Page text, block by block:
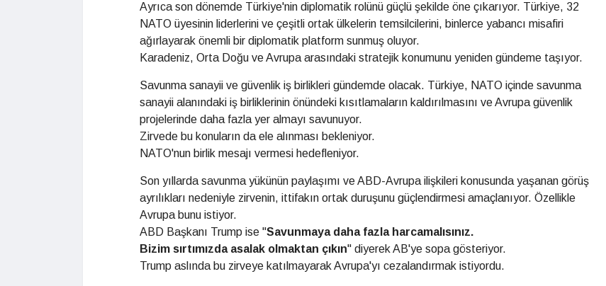
Ayrıca son dönemde Türkiye'nin diplomatik rolünü güçlü şekilde öne çıkarıyor. Türkiye, 32
NATO üyesinin liderlerini ve çeşitli ortak ülkelerin temsilcilerini, binlerce yabancı misafiri
ağırlayarak önemli bir diplomatik platform sunmuş oluyor.
Karadeniz, Orta Doğu ve Avrupa arasındaki stratejik konumunu yeniden gündeme taşıyor.
Savunma sanayii ve güvenlik iş birlikleri gündemde olacak. Türkiye, NATO içinde savunma
sanayii alanındaki iş birliklerinin önündeki kısıtlamaların kaldırılmasını ve Avrupa güvenlik
projelerinde daha fazla yer almayı savunuyor.
Zirvede bu konuların da ele alınması bekleniyor.
NATO'nun birlik mesajı vermesi hedefleniyor.
Son yıllarda savunma yükünün paylaşımı ve ABD-Avrupa ilişkileri konusunda yaşanan görüş
ayrılıkları nedeniyle zirvenin, ittifakın ortak duruşunu güçlendirmesi amaçlanıyor. Özellikle
Avrupa bunu istiyor.
ABD Başkanı Trump ise "Savunmaya daha fazla harcamalısınız.
Bizim sırtımızda asalak olmaktan çıkın" diyerek AB'ye sopa gösteriyor.
Trump aslında bu zirveye katılmayarak Avrupa'yı cezalandırmak istiyordu.